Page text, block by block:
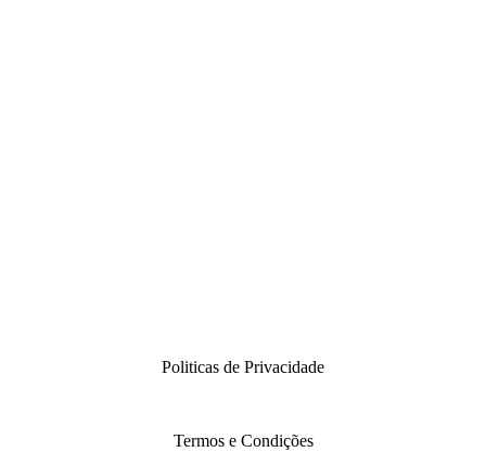
Politicas de Privacidade
Termos e Condições